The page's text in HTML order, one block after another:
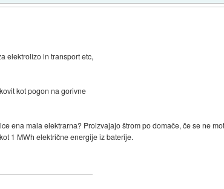
elektrolizo in transport etc,
kot pogon na gorivne
ena mala elektrarna? Proizvajajo štrom po domače, če se ne
1 MWh električne energije iz baterije.